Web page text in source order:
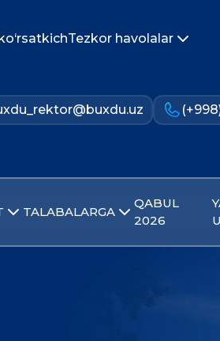
Tezkor havolalar
TALABALARGA
QABUL
2026